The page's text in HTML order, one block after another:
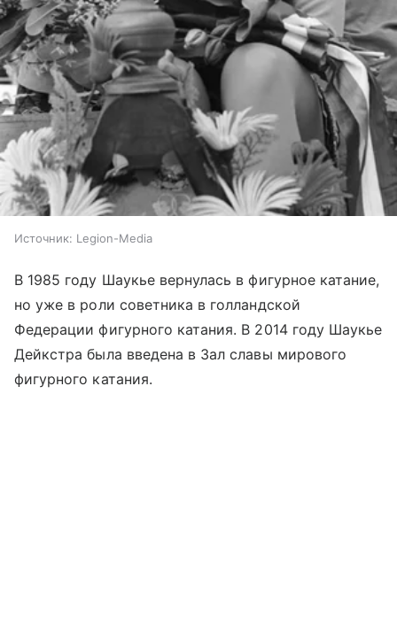
Источник: Legion-Media
В 1985 году Шаукье вернулась в фигурное катание,
но уже в роли советника в голландской
Федерации фигурного катания. В 2014 году Шаукье
Дейкстра была введена в Зал славы мирового
фигурного катания.